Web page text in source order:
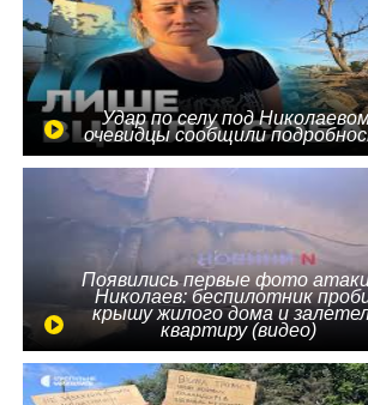
Удар по селу под
очевидцы сообщили
Появились первые фото
Николаев: беспилотник
крышу жилого дома и
квартиру (видео)